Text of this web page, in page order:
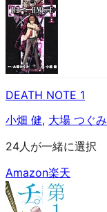
DEATH NOTE 1
小畑 健, 大場 つぐみ
24人が一緒に選択
Amazon楽天